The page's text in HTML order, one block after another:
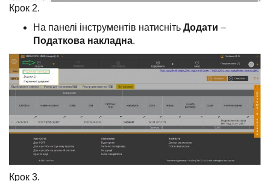
Крок 2.
На панелі інструментів натисніть Додати –
Податкова накладна.
Крок 3.